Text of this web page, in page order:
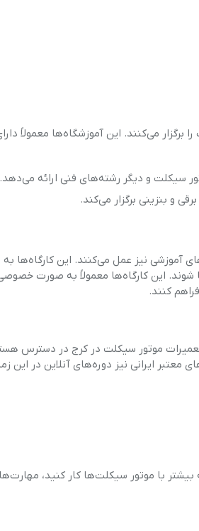
می‌کنند. این آموزشگاه‌ها معمولاً
سیکلت و دیگر رشته‌های فنی ارائه می‌دهد.
و بنزینی برگزار می‌کند.
آموزشی نیز عمل می‌کنند. این کارگاه‌ها به
این کارگاه‌ها معمولاً به صورت
کنند.
موتور سیکلت در کرج در دسترس
ایرانی نیز دوره‌های آنلاین در این
با موتور سیکلت‌ها کار کنید،